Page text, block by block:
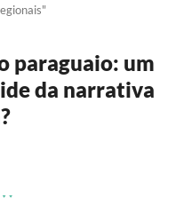
paraguaio: um
da narrativa